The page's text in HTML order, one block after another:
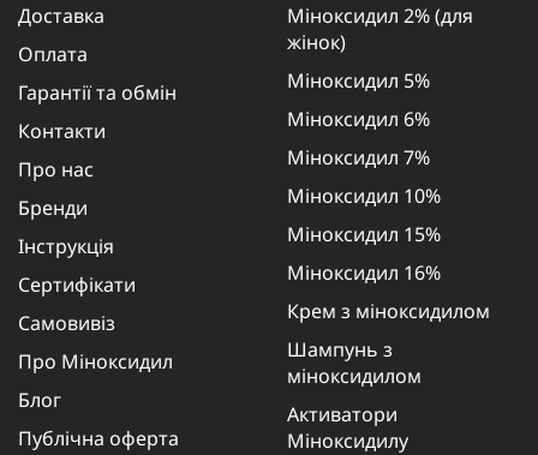
Доставка
Оплата
Гарантії та обмін
Контакти
Про нас
Бренди
Інструкція
Сертифікати
Самовивіз
Про Міноксидил
Блог
Публічна оферта
Міноксидил 2% (для
жінок)
Міноксидил 5%
Міноксидил 6%
Міноксидил 7%
Міноксидил 10%
Міноксидил 15%
Міноксидил 16%
Крем з міноксидилом
Шампунь з
міноксидилом
Активатори
Міноксидилу